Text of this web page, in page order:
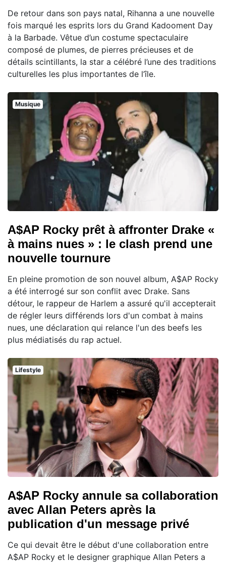
De retour dans son pays natal, Rihanna a une nouvelle
fois marqué les esprits lors du Grand Kadooment Day
à la Barbade. Vêtue d’un costume spectaculaire
composé de plumes, de pierres précieuses et de
détails scintillants, la star a célébré l’une des traditions
culturelles les plus importantes de l’île.
Musique
A$AP Rocky prêt à affronter Drake «
à mains nues » : le clash prend une
nouvelle tournure
En pleine promotion de son nouvel album, A$AP Rocky
a été interrogé sur son conflit avec Drake. Sans
détour, le rappeur de Harlem a assuré qu'il accepterait
de régler leurs différends lors d'un combat à mains
nues, une déclaration qui relance l'un des beefs les
plus médiatisés du rap actuel.
Lifestyle
A$AP Rocky annule sa collaboration
avec Allan Peters après la
publication d'un message privé
Ce qui devait être le début d'une collaboration entre
A$AP Rocky et le designer graphique Allan Peters a